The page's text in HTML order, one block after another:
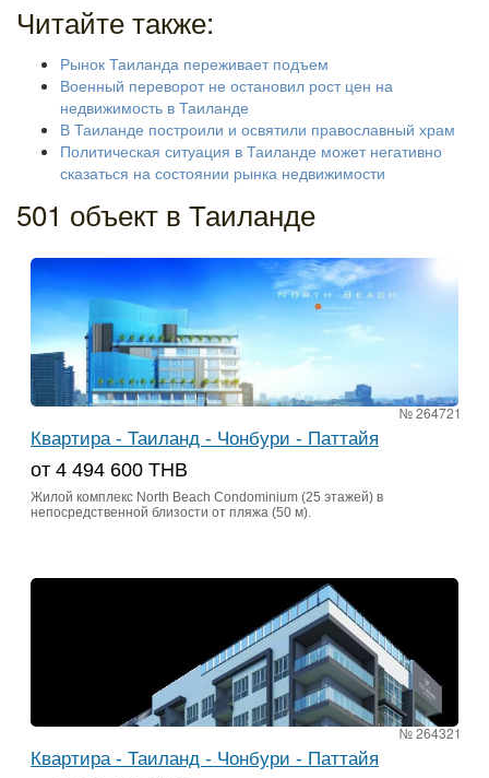
Читайте также:
Рынок Таиланда переживает подъем
Военный переворот не остановил рост цен на
недвижимость в Таиланде
В Таиланде построили и освятили православный храм
Политическая ситуация в Таиланде может негативно
сказаться на состоянии рынка недвижимости
501 объект в Таиланде
№ 264721
Квартира - Таиланд - Чонбури - Паттайя
от 4 494 600 THB
Жилой комплекс North Beach Condominium (25 этажей) в
непосредственной близости от пляжа (50 м).
№ 264321
Квартира - Таиланд - Чонбури - Паттайя